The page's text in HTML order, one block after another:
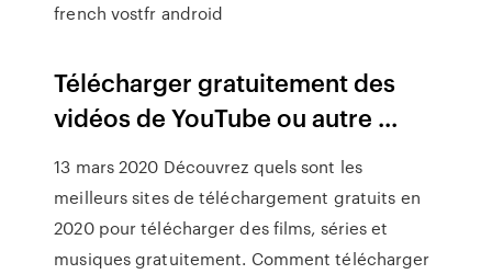
french vostfr android
Télécharger gratuitement des
vidéos de YouTube ou autre ...
13 mars 2020 Découvrez quels sont les
meilleurs sites de téléchargement gratuits en
2020 pour télécharger des films, séries et
musiques gratuitement. Comment télécharger